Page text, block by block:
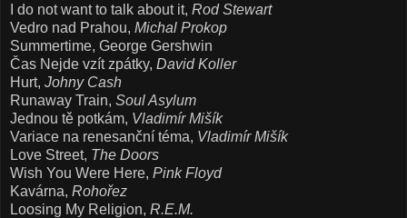
I do not want to talk about it, Rod Stewart
Vedro nad Prahou, Michal Prokop
Summertime, George Gershwin
Čas Nejde vzít zpátky, David Koller
Hurt, Johny Cash
Runaway Train, Soul Asylum
Jednou tě potkám, Vladimír Mišík
Variace na renesanční téma, Vladimír Mišík
Love Street, The Doors
Wish You Were Here, Pink Floyd
Kavárna, Rohořez
Loosing My Religion, R.E.M.